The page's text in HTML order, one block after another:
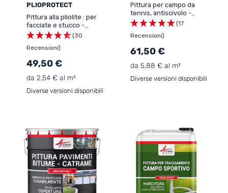
PLIOPROTECT
Pittura alla pliolite : per
facciate e stucco -
ARCAFAÇADE
PLIOPROTECT
(30
Recensioni)
49,50 €
da 2,54 € al m²
Diverse versioni disponibili
Pittura per campo da
tennis, antiscivolo -
ARCATENNIS
(17
Recensioni)
61,50 €
da 5,88 € al m²
Diverse versioni disponibili